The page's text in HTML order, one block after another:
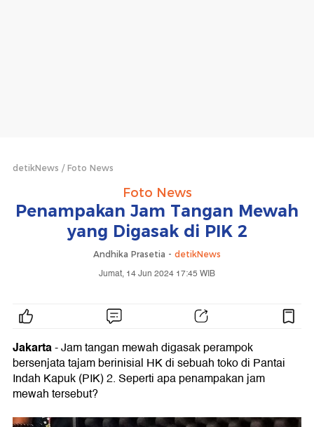
detikNews Foto News
Foto News
Penampakan Jam Tangan Mewah
yang Digasak di PIK 2
Andhika Prasetia - detikNews
Jumat, 14 Jun 2024 17:45 WIB
Jakarta- Jam tangan mewah digasak perampok
bersenjata tajam berinisial HK di sebuah toko di Pantai
Indah Kapuk (PIK) 2. Seperti apa penampakan jam
mewah tersebut?